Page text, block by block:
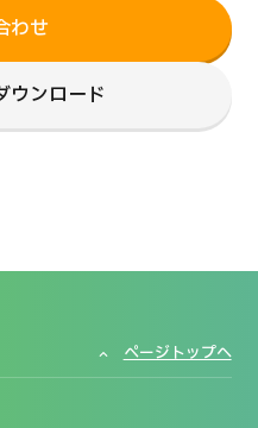
わせ
ウンロード
ページトップへ